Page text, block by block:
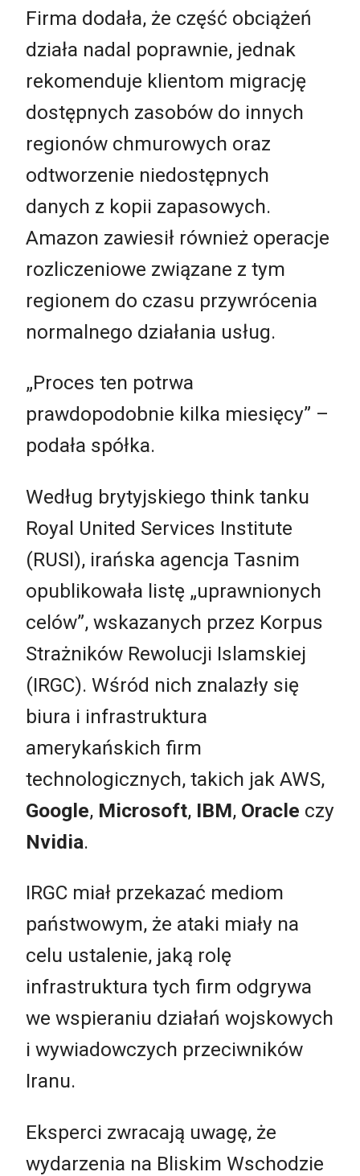
Firma dodała, że część obciążeń
działa nadal poprawnie, jednak
rekomenduje klientom migrację
dostępnych zasobów do innych
regionów chmurowych oraz
odtworzenie niedostępnych
danych z kopii zapasowych.
Amazon zawiesił również operacje
rozliczeniowe związane z tym
regionem do czasu przywrócenia
normalnego działania usług.
„Proces ten potrwa
prawdopodobnie kilka miesięcy” –
podała spółka.
Według brytyjskiego think tanku
Royal United Services Institute
(RUSI), irańska agencja Tasnim
opublikowała listę „uprawnionych
celów”, wskazanych przez Korpus
Strażników Rewolucji Islamskiej
(IRGC). Wśród nich znalazły się
biura i infrastruktura
amerykańskich firm
technologicznych, takich jak AWS,
Google, Microsoft, IBM, Oracle czy
Nvidia.
IRGC miał przekazać mediom
państwowym, że ataki miały na
celu ustalenie, jaką rolę
infrastruktura tych firm odgrywa
we wspieraniu działań wojskowych
i wywiadowczych przeciwników
Iranu.
Eksperci zwracają uwagę, że
wydarzenia na Bliskim Wschodzie